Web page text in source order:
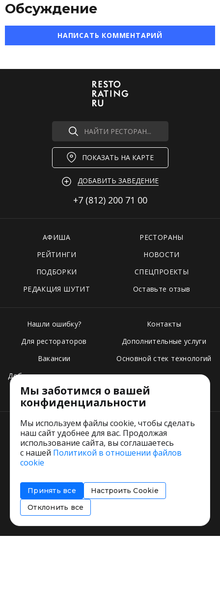
Обсуждение
НАПИСАТЬ КОММЕНТАРИЙ
НАЙТИ РЕСТОРАН...
ПОКАЗАТЬ НА КАРТЕ
ДОБАВИТЬ ЗАВЕДЕНИЕ
+7 (812) 200 71 00
АФИША
РЕСТОРАНЫ
РЕЙТИНГИ
НОВОСТИ
ПОДБОРКИ
СПЕЦПРОЕКТЫ
РЕДАКЦИЯ ШУТИТ
Оставьте отзыв
Нашли ошибку?
Для рестораторов
Вакансии
Добавить свое заведение
Тарифы
Контакты
Дополнительные услуги
Основной стек технологий
Пользовательское соглашение
Соглашение об информировании
Политика использования cookies
Мы заботимся о вашей
конфиденциальности
Мы используем файлы cookie, чтобы сделать
наш сайт удобнее для вас. Продолжая
использование сайта, вы соглашаетесь
с нашей Политикой в отношении файлов
cookie
Принять все
Настроить Cookie
Отклонить все